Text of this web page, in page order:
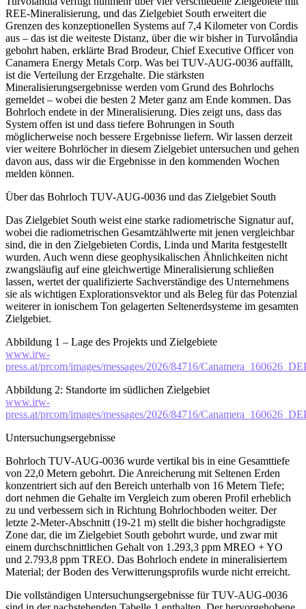
REE-Mineralisierung, und das Zielgebiet South erweitert die
Grenzen des konzeptionellen Systems auf 7,4 Kilometer von Cordis
aus – das ist die weiteste Distanz, über die wir bisher in Turvolândia
gebohrt haben, erklärte Brad Brodeur, Chief Executive Officer von
Canamera Energy Metals Corp. Was bei TUV-AUG-0036 auffällt,
ist die Verteilung der Erzgehalte. Die stärksten
Mineralisierungsergebnisse werden vom Grund des Bohrlochs
gemeldet – wobei die besten 2 Meter ganz am Ende kommen. Das
Bohrloch endete in der Mineralisierung. Dies zeigt uns, dass das
System offen ist und dass tiefere Bohrungen in South
möglicherweise noch bessere Ergebnisse liefern. Wir lassen derzeit
vier weitere Bohrlöcher in diesem Zielgebiet untersuchen und gehen
davon aus, dass wir die Ergebnisse in den kommenden Wochen
melden können.
Über das Bohrloch TUV-AUG-0036 und das Zielgebiet South
Das Zielgebiet South weist eine starke radiometrische Signatur auf,
wobei die radiometrischen Gesamtzählwerte mit jenen vergleichbar
sind, die in den Zielgebieten Cordis, Linda und Marita festgestellt
wurden. Auch wenn diese geophysikalischen Ähnlichkeiten nicht
zwangsläufig auf eine gleichwertige Mineralisierung schließen
lassen, wertet der qualifizierte Sachverständige des Unternehmens
sie als wichtigen Explorationsvektor und als Beleg für das Potenzial
weiterer in ionischem Ton gelagerten Seltenerdsysteme im gesamten
Zielgebiet.
Abbildung 1 – Lage des Projekts und Zielgebiete
www.irw-
press.at/prcom/images/messages/2026/84716/
Abbildung 2: Standorte im südlichen Zielgebiet
www.irw-
press.at/prcom/images/messages/2026/84716/
Untersuchungsergebnisse
Bohrloch TUV-AUG-0036 wurde vertikal bis in eine Gesamttiefe
von 22,0 Metern gebohrt. Die Anreicherung mit Seltenen Erden
konzentriert sich auf den Bereich unterhalb von 16 Metern Tiefe;
dort nehmen die Gehalte im Vergleich zum oberen Profil erheblich
zu und verbessern sich in Richtung Bohrlochboden weiter. Der
letzte 2-Meter-Abschnitt (19-21 m) stellt die bisher hochgradigste
Zone dar, die im Zielgebiet South gebohrt wurde, und zwar mit
einem durchschnittlichen Gehalt von 1.293,3 ppm MREO + YO
und 2.793,8 ppm TREO. Das Bohrloch endete in mineralisiertem
Material; der Boden des Verwitterungsprofils wurde nicht erreicht.
Die vollständigen Untersuchungsergebnisse für TUV-AUG-0036